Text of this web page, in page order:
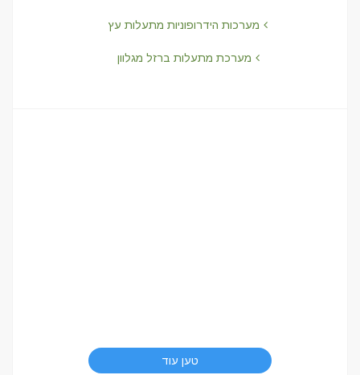
מערכות הידרופוניות מתעלות עץ
מערכת מתעלות ברזל מגלוון
טען עוד